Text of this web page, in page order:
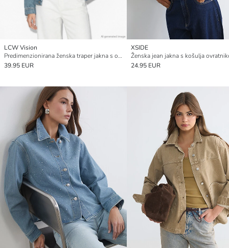
LCW Vision
Predimenzionirana ženska traper jakna s ovratnikom košulje
39.95 EUR
XSIDE
Ženska jean jakna s košulja
24.95 EUR